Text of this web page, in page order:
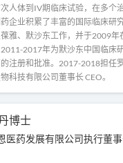
人体到IV期临床试验，在多个
企业积累了丰富的国际临床研
雅、默沙东工作，并于2009年
2017年为默沙东中国临床
注册和批准。2017-2018担任
科技有限公司董事长 CEO。
博士
医药发展有限公司执行董